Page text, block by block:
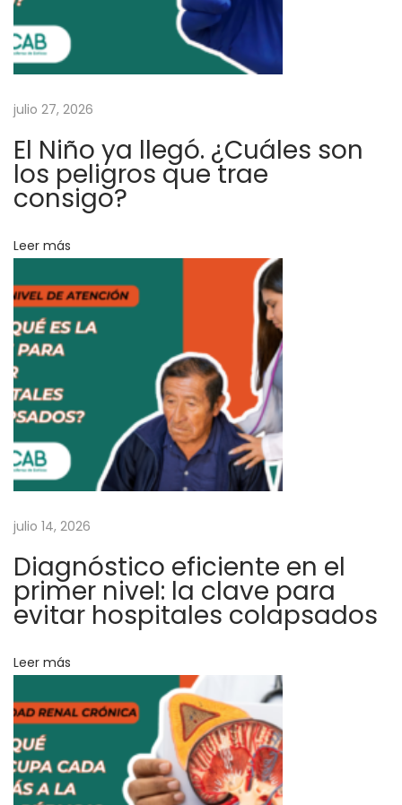
v
i
r
á
v
a
u
a
s
d
e
S
i
n
o
v
a
P
r
M
a
ñ
a
julio 27, 2026
El Niño ya llegó. ¿Cuáles son
los peligros que trae
consigo?
Leer más
julio 14, 2026
Diagnóstico eficiente en el
primer nivel: la clave para
evitar hospitales colapsados
Leer más